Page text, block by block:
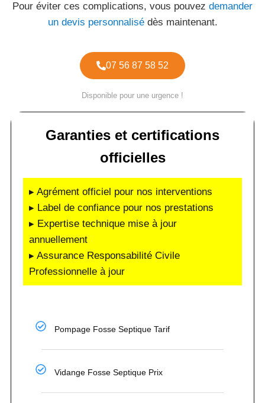
Pour éviter ces complications, vous pouvez demander
un devis personnalisédès maintenant.
07 56 87 58 52
Disponible pour une urgence !
Garanties et certifications
officielles
▸ Agrément officiel pour nos interventions
▸ Label de confiance pour nos prestations
▸ Expertise technique mise à jour
annuellement
▸ Assurance Responsabilité Civile
Professionnelle à jour
Pompage Fosse Septique Tarif
Vidange Fosse Septique Prix